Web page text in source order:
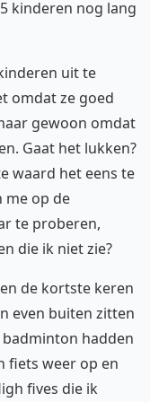
kinderen nog lang
uit te
omdat ze goed
gewoon omdat
Gaat het lukken?
waard het eens te
me op de
te proberen,
die ik niet zie?
de kortste keren
even buiten zitten
hadden
fiets weer op en
fives die ik